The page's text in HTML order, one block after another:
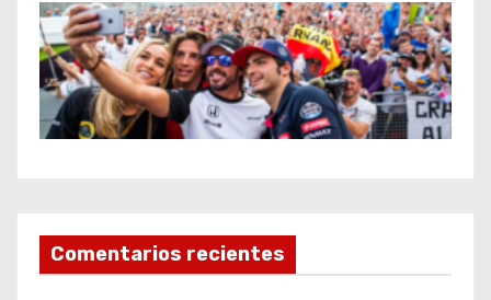
Comentarios recientes